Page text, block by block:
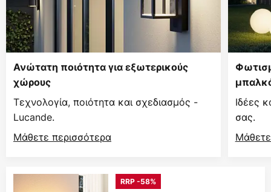
Ανώτατη ποιότητα για εξωτερικούς
χώρους
Τεχνολογία, ποιότητα και σχεδιασμός -
Lucande.
Μάθετε περισσότερα
Ιδέες
σας.
RRP -58%